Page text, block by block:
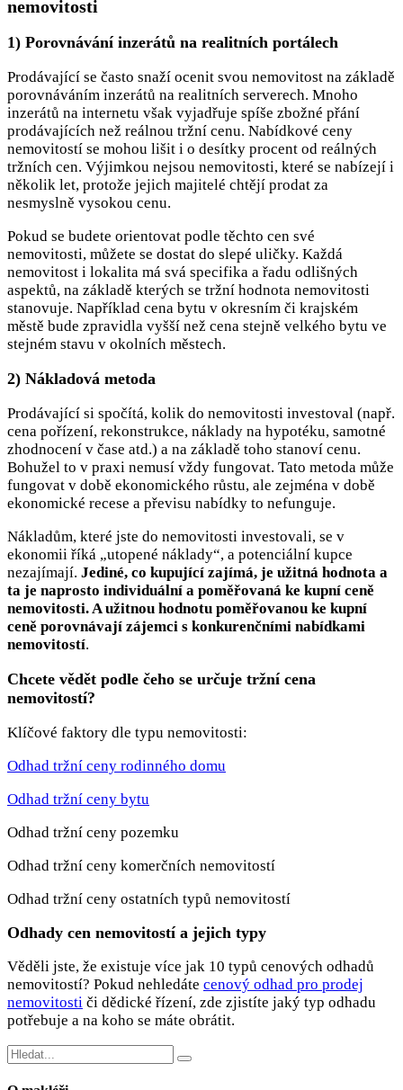
nemovitosti
1) Porovnávání inzerátů na realitních portálech
Prodávající se často snaží ocenit svou nemovitost na základě
porovnáváním inzerátů na realitních serverech. Mnoho
inzerátů na internetu však vyjadřuje spíše zbožné přání
prodávajících než reálnou tržní cenu. Nabídkové ceny
nemovitostí se mohou lišit i o desítky procent od reálných
tržních cen. Výjimkou nejsou nemovitosti, které se nabízejí i
několik let, protože jejich majitelé chtějí prodat za
nesmyslně vysokou cenu.
Pokud se budete orientovat podle těchto cen své
nemovitosti, můžete se dostat do slepé uličky. Každá
nemovitost i lokalita má svá specifika a řadu odlišných
aspektů, na základě kterých se tržní hodnota nemovitosti
stanovuje. Například cena bytu v okresním či krajském
městě bude zpravidla vyšší než cena stejně velkého bytu ve
stejném stavu v okolních městech.
2) Nákladová metoda
Prodávající si spočítá, kolik do nemovitosti investoval (např.
cena pořízení, rekonstrukce, náklady na hypotéku, samotné
zhodnocení v čase atd.) a na základě toho stanoví cenu.
Bohužel to v praxi nemusí vždy fungovat. Tato metoda může
fungovat v době ekonomického růstu, ale zejména v době
ekonomické recese a převisu nabídky to nefunguje.
Nákladům, které jste do nemovitosti investovali, se v
ekonomii říká „utopené náklady“, a potenciální kupce
nezajímají. Jediné, co kupující zajímá, je užitná hodnota a
ta je naprosto individuální a poměřovaná ke kupní ceně
nemovitosti. A užitnou hodnotu poměřovanou ke kupní
ceně porovnávají zájemci s konkurenčními nabídkami
nemovitostí.
Chcete vědět podle čeho se určuje tržní cena
nemovitostí?
Klíčové faktory dle typu nemovitosti:
Odhad tržní ceny rodinného domu
Odhad tržní ceny bytu
Odhad tržní ceny pozemku
Odhad tržní ceny komerčních nemovitostí
Odhad tržní ceny ostatních typů nemovitostí
Odhady cen nemovitostí a jejich typy
Věděli jste, že existuje více jak 10 typů cenových odhadů
nemovitostí? Pokud nehledáte cenový odhad pro prodej
nemovitosti či dědické řízení, zde zjistíte jaký typ odhadu
potřebuje a na koho se máte obrátit.